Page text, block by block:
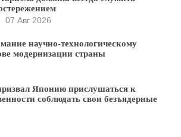
07 Авг 2026
научно-технологическому
модернизации страны
Японию прислушаться к
соблюдать свои безъядерные